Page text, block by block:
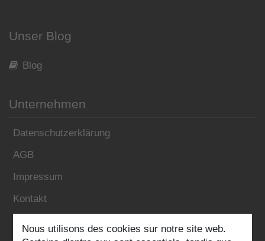
Unser Blog
Blog
Unternehmen
Datenschutzerklärung
AGB
Impressum
Kontakt
Folgen Sie uns:
Nous utilisons des cookies sur notre site web.